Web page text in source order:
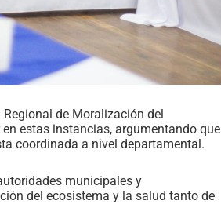
de Moralización del
estas instancias, argumentando que
coordinada a nivel departamental.
municipales y
del ecosistema y la salud tanto de